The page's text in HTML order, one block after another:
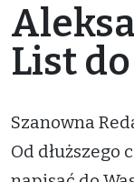
List
Szanowna
Od dłuższego